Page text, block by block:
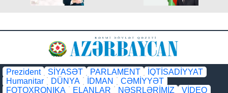
Prezident SİYASƏT PARLAMENT
İQTİSADİYYAT
Humanitar
DÜNYA İDMAN
CƏMİYYƏT
FOTOXRONIKA
ELANLAR NƏŞRLƏRİMİZ VİDEO